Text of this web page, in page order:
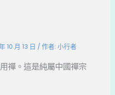
10 月 13 日 / 作者: 小行者
禪。這是純屬中國禪宗